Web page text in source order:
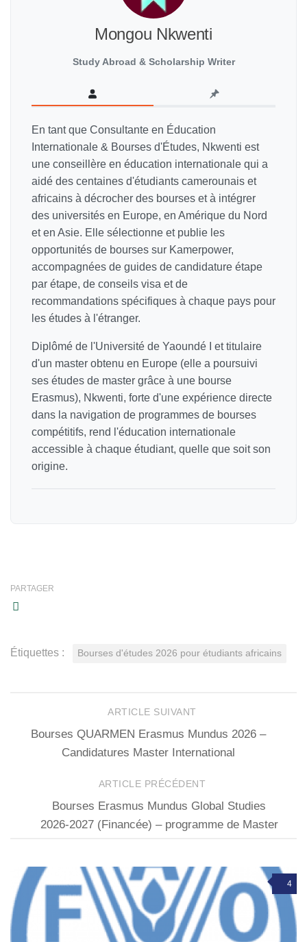
Mongou Nkwenti
Study Abroad & Scholarship Writer
En tant que Consultante en Éducation
Internationale & Bourses d'Études, Nkwenti est
une conseillère en éducation internationale qui a
aidé des centaines d'étudiants camerounais et
africains à décrocher des bourses et à intégrer
des universités en Europe, en Amérique du Nord
et en Asie. Elle sélectionne et publie les
opportunités de bourses sur Kamerpower,
accompagnées de guides de candidature étape
par étape, de conseils visa et de
recommandations spécifiques à chaque pays pour
les études à l'étranger.
Diplômé de l'Université de Yaoundé I et titulaire
d'un master obtenu en Europe (elle a poursuivi
ses études de master grâce à une bourse
Erasmus), Nkwenti, forte d'une expérience directe
dans la navigation de programmes de bourses
compétitifs, rend l'éducation internationale
accessible à chaque étudiant, quelle que soit son
origine.
PARTAGER
Étiquettes : Bourses d'études 2026 pour étudiants africains
ARTICLE SUIVANT
Bourses QUARMEN Erasmus Mundus 2026 –
Candidatures Master International
ARTICLE PRÉCÉDENT
Bourses Erasmus Mundus Global Studies
2026-2027 (Financée) – programme de Master
4